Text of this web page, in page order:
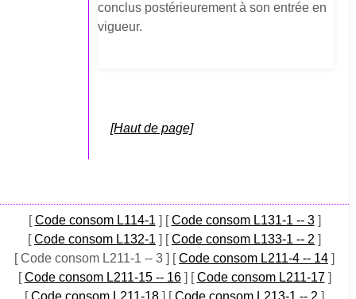
conclus postérieurement à son entrée en
vigueur.
[Haut de page]
[Code consom L114-1 ] [Code consom L131-1 -- 3]
[Code consom L132-1 ] [Code consom L133-1 -- 2 ]
[ Code consom L211-1 -- 3 ] [Code consom L211-4 -- 14 ]
[Code consom L211-15 -- 16] [Code consom L211-17]
[Code consom L211-18 ] [Code consom L213-1 -- 2 ]